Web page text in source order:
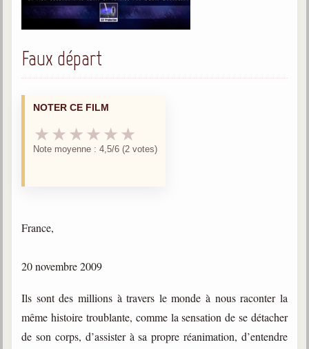
Journal trimestriel
Newsletters
trimestrielles
Sujets du mois
Maximes
Enregistrements
Enseignement
Posez-nous des questions
Consultez les réponses
Faux départ
NOTER CE FILM
★ ★ ★ ★ ★ ★
Note moyenne : 4,5/6 (2 votes)
France,
20 novembre 2009
Ils sont des millions à travers le monde à nous raconter la
même histoire troublante, comme la sensation de se détacher
de son corps, d’assister à sa propre réanimation, d’entendre